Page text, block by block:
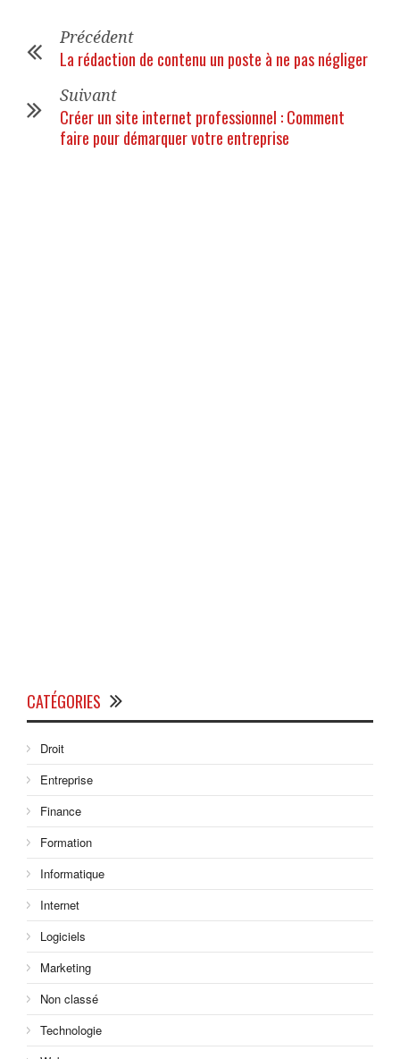
Précédent
La rédaction de contenu un poste à ne pas négliger
Suivant
Créer un site internet professionnel : Comment
faire pour démarquer votre entreprise
CATÉGORIES
Droit
Entreprise
Finance
Formation
Informatique
Internet
Logiciels
Marketing
Non classé
Technologie